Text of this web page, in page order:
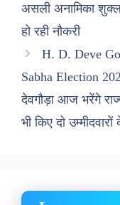
असली अनामिका
हो रही नौकरी
H. D. Deve
Sabha Election
देवगौड़ा आज भरेंगे
भी किए दो